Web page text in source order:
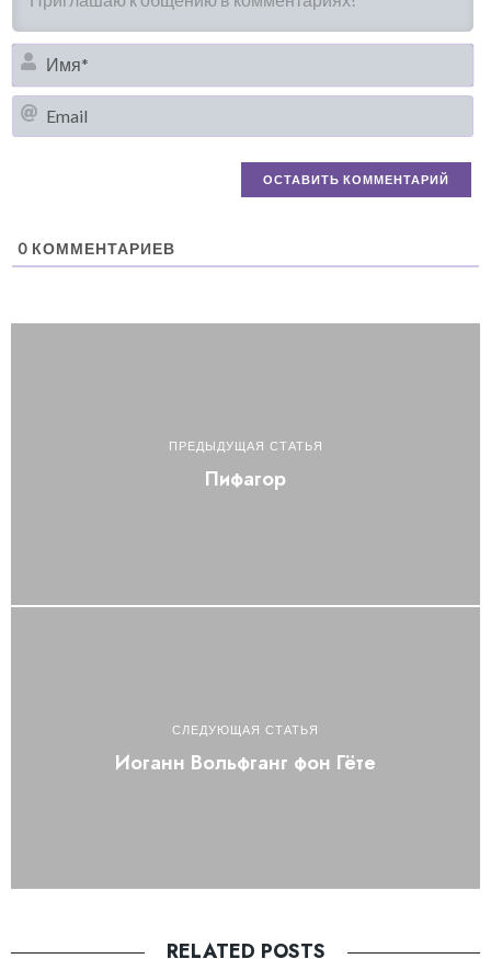
0 КОММЕНТАРИЕВ
ПРЕДЫДУЩАЯ СТАТЬЯ
Пифагор
СЛЕДУЮЩАЯ СТАТЬЯ
Иоганн Вольфганг фон Гёте
RELATED POSTS